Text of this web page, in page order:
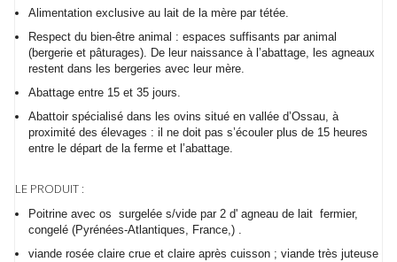
Alimentation exclusive au lait de la mère par tétée.
Respect du bien-être animal : espaces suffisants par animal
(bergerie et pâturages). De leur naissance à l’abattage, les agneaux
restent dans les bergeries avec leur mère.
Abattage entre 15 et 35 jours.
Abattoir spécialisé dans les ovins situé en vallée d’Ossau, à
proximité des élevages : il ne doit pas s’écouler plus de 15 heures
entre le départ de la ferme et l’abattage.
LE PRODUIT :
Poitrine avec os surgelée s/vide par 2 d' agneau de lait fermier,
congelé (Pyrénées-Atlantiques, France,) .
viande rosée claire crue et claire après cuisson ; viande très juteuse